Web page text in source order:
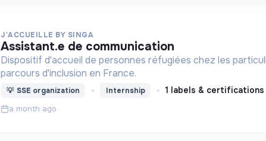
J'ACCUEILLE BY SINGA
assistant.e de communication
Dispositif d'accueil de personnes réfugiées chez les
parcours d'inclusion en France.
💡 SSE organization Internship 1 labels & certifications
a month ago